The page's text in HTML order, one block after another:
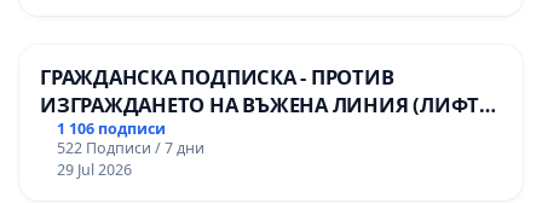
ГРАЖДАНСКА ПОДПИСКА - ПРОТИВ
ИЗГРАЖДАНЕТО НА ВЪЖЕНА ЛИНИЯ (ЛИФТ)
НА ТЕРИТОРИЯТА НА ПРИРОДНА
ЗАБЕЛЕЖИТЕЛНОСТ „ХЪЛМ НА
ОСВОБОДИТЕЛИТЕ“ (БУНАРДЖИК)
1 106 подписи
522 Подписи / 7 дни
29 Jul 2026